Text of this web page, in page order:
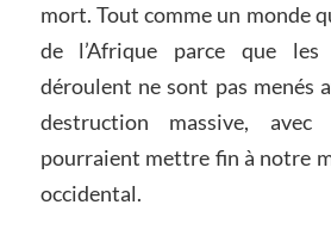
mort. Tout comme un monde
de l’Afrique parce que
déroulent ne sont pas menés
destruction massive,
pourraient mettre fin à notre
occidental.